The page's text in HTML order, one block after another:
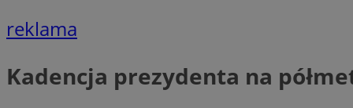
reklama
Kadencja prezydenta na